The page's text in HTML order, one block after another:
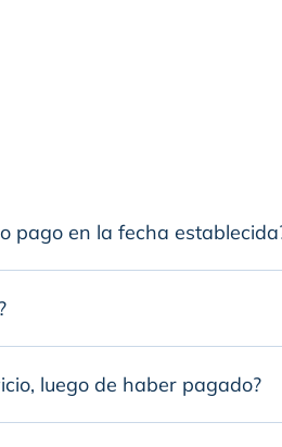
pago en la fecha
luego de haber pagado?